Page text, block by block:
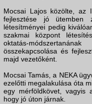
Mocsai Lajos közölte, az
fejlesztése jó ütemben
létesítményei pedig
szakmai központ
oktatás-
összekapcsolása és
majd vezetőként.
Mocsai Tamás, a NEKA
ezelőtti megalakulása óta
egy mérföldkövet, vagyis
hogy jó úton járnak.